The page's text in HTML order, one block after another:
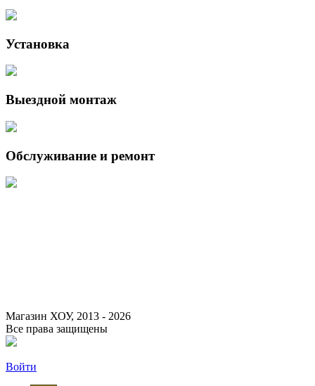
Установка
Выездной монтаж
Обслуживание и ремонт
Магазин ХОУ, 2013 - 2026
Все права защищены
Войти